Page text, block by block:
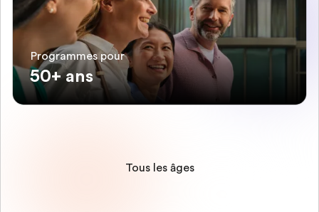
Programmes pour
50+ ans
Tous les âges